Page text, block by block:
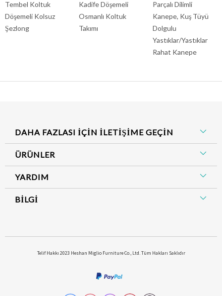
Tembel Koltuk
Döşemeli Kolsuz
Şezlong
Kadife Döşemeli
Osmanlı Koltuk
Takımı
Parçalı Dilimli
Kanepe, Kuş Tüyü
Dolgulu
Yastıklar/Yastıklar
Rahat Kanepe
DAHA FAZLASI İÇİN İLETİŞİME GEÇİN
ÜRÜNLER
YARDIM
BİLGİ
​Telif Hakkı 2023 Heshan Miglio Furniture Co., Ltd. Tüm Hakları Saklıdır